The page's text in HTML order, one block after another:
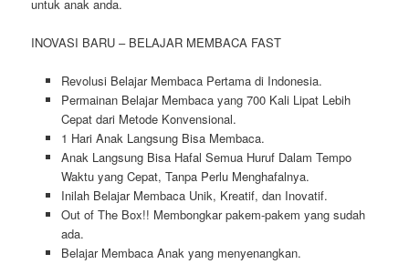
untuk anak anda.
INOVASI BARU – BELAJAR MEMBACA FAST
Revolusi Belajar Membaca Pertama di Indonesia.
Permainan Belajar Membaca yang 700 Kali Lipat Lebih
Cepat dari Metode Konvensional.
1 Hari Anak Langsung Bisa Membaca.
Anak Langsung Bisa Hafal Semua Huruf Dalam Tempo
Waktu yang Cepat, Tanpa Perlu Menghafalnya.
Inilah Belajar Membaca Unik, Kreatif, dan Inovatif.
Out of The Box!! Membongkar pakem-pakem yang sudah
ada.
Belajar Membaca Anak yang menyenangkan.